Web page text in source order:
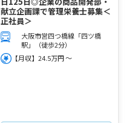
献立企画課で管理栄養士募集＜
正社員＞
大阪市営四つ橋線「四ツ橋
駅」（徒歩2分）
【月収】24.5万円 ～